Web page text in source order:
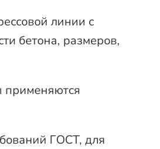
линии с
бетона, размеров,
применяются
ГОСТ, для